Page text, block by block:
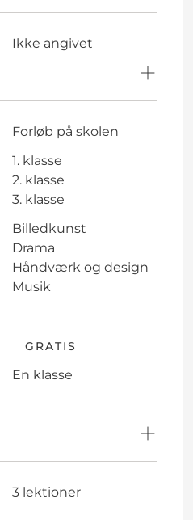
Ikke angivet
Forløb på skolen
1. klasse
2. klasse
3. klasse
Billedkunst
Drama
Håndværk og design
Musik
GRATIS
En klasse
3 lektioner